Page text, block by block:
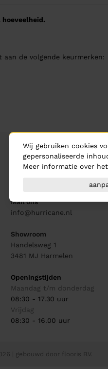
de volgende keurmerken:
Contact
Bel ons
Mail ons
info@hurricane.nl
Showroom
Handelsweg 1
3481 MJ Harmelen
Openingstijden
Maandag t/m donderdag
08:30 - 17.30 uur
Vrijdag
08:30 - 16.00 uur
| gebouwd door flooris B.V.
Wij gebruiken cookies
gepersonaliseerde
Meer informatie over